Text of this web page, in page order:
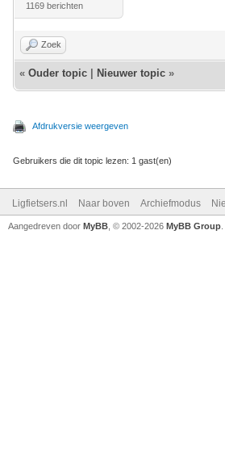
1169 berichten
Zoek
« Ouder topic Nieuwer topic »
Afdrukversie weergeven
Gebruikers die dit topic lezen: 1 gast(en)
Ligfietsers.nl Naar boven Archiefmodus
Aangedreven door MyBB , © 2002-2026 MyBB Group